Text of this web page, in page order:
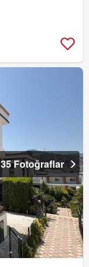
35 Fotoğraflar